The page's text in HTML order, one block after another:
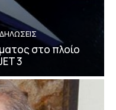
στο πλοίο
3